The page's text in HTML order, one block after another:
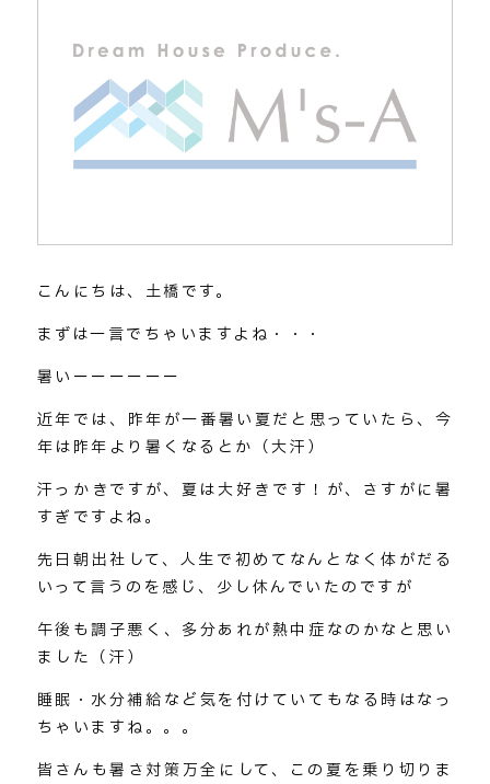
こんにちは、土橋です。
まずは一言でちゃいますよね・・・
暑いーーーーーー
近年では、昨年が一番暑い夏だと思っていたら、今
年は昨年より暑くなるとか（大汗）
汗っかきですが、夏は大好きです！が、さすがに暑
すぎですよね。
先日朝出社して、人生で初めてなんとなく体がだる
いって言うのを感じ、少し休んでいたのですが
午後も調子悪く、多分あれが熱中症なのかなと思い
ました（汗）
睡眠・水分補給など気を付けていてもなる時はなっ
ちゃいますね。。。
皆さんも暑さ対策万全にして、この夏を乗り切りま